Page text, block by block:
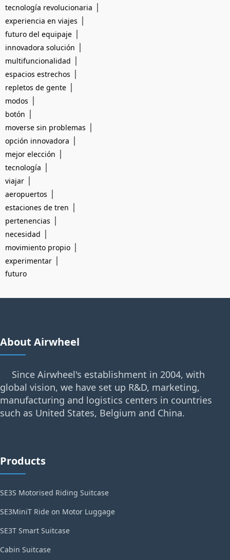
tecnología revolucionaria |
experiencia en viajes |
futuro del equipaje |
innovadora solución |
multifuncionalidad |
espacios estrechos |
repletos de gente |
modos |
botón |
moverse sin problemas |
opción innovadora |
mejor elección |
tecnología |
viajar |
aeropuertos |
estaciones de tren |
pertenencias |
necesidad |
movimiento propio |
experimentar |
futuro
About Airwheel
Since Airwheel's establishment in 2004, with
global vision, we have set up R&D, marketing,
manufacturing and logistics centers in countries
such as United States, Belgium and China.
Products
SE3S Motorised Riding Suitcase
SE3MiniT Ride on Motor Luggage
SE3T Smart Suitcase
Cabin Suitcase